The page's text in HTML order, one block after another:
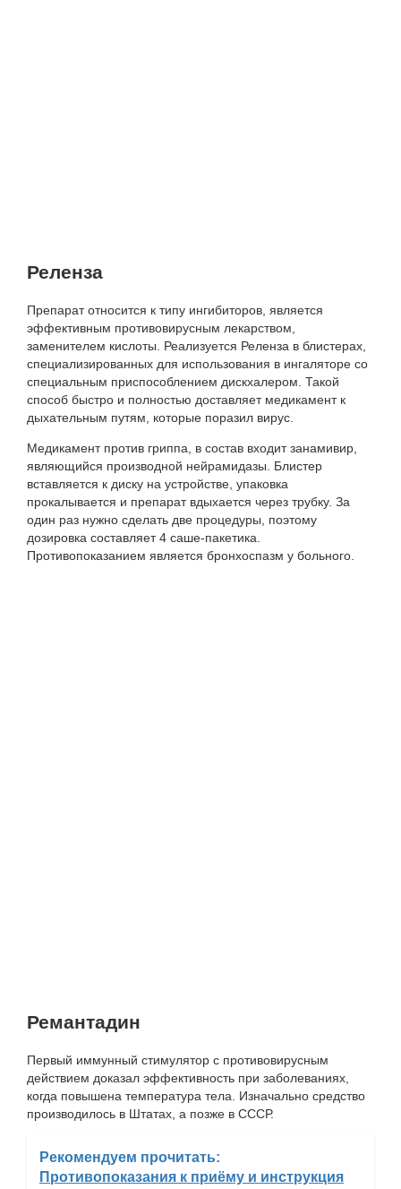
Реленза
Препарат относится к типу ингибиторов, является
эффективным противовирусным лекарством,
заменителем кислоты. Реализуется Реленза в блистерах,
специализированных для использования в ингаляторе со
специальным приспособлением дискхалером. Такой
способ быстро и полностью доставляет медикамент к
дыхательным путям, которые поразил вирус.
Медикамент против гриппа, в состав входит занамивир,
являющийся производной нейрамидазы. Блистер
вставляется к диску на устройстве, упаковка
прокалывается и препарат вдыхается через трубку. За
один раз нужно сделать две процедуры, поэтому
дозировка составляет 4 саше-пакетика.
Противопоказанием является бронхоспазм у больного.
Ремантадин
Первый иммунный стимулятор с противовирусным
действием доказал эффективность при заболеваниях,
когда повышена температура тела. Изначально средство
производилось в Штатах, а позже в СССР.
Рекомендуем прочитать:
Противопоказания к приёму и инструкция